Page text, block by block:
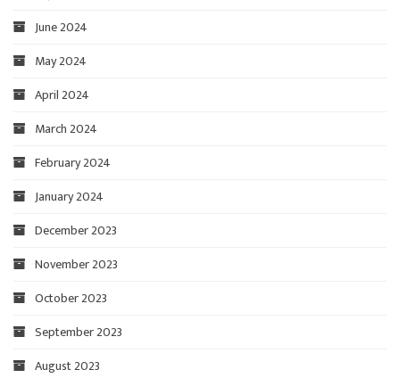
June 2024
May 2024
April 2024
March 2024
February 2024
January 2024
December 2023
November 2023
October 2023
September 2023
August 2023